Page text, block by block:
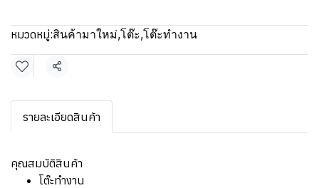
หมวดหมู่:สินค้ามาใหม่,โต๊ะ,โต๊ะทำงาน
แชร์
รายละเอียดสินค้า
คุณสมบัติสินค้า
โต๊ะทำงาน